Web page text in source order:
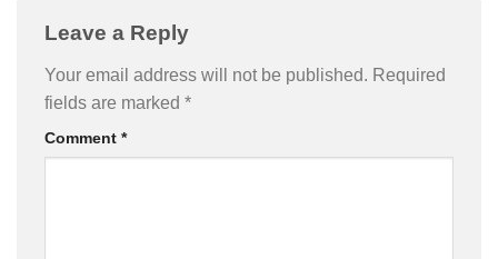
Leave a Reply
Your email address will not be published. Required
fields are marked *
Comment *